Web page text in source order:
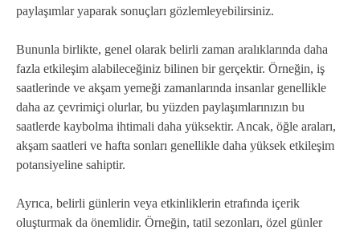
paylaşımlar yaparak sonuçları gözlemleyebilirsiniz.
Bununla birlikte, genel olarak belirli zaman aralıklarında daha
fazla etkileşim alabileceğiniz bilinen bir gerçektir. Örneğin, iş
saatlerinde ve akşam yemeği zamanlarında insanlar genellikle
daha az çevrimiçi olurlar, bu yüzden paylaşımlarınızın bu
saatlerde kaybolma ihtimali daha yüksektir. Ancak, öğle araları,
akşam saatleri ve hafta sonları genellikle daha yüksek etkileşim
potansiyeline sahiptir.
Ayrıca, belirli günlerin veya etkinliklerin etrafında içerik
oluşturmak da önemlidir. Örneğin, tatil sezonları, özel günler